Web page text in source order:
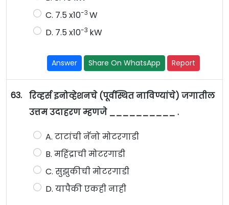
C. 7.5 x10-३ W
D. 7.5 x10-3 kW
Answer Share On WhatsApp Report
63.
रिव्हर्स इनोव्हेशनचे (पूर्वस्थित नाविण्यांचे) जगातील
उत्तम उदाहरण म्हणजे __________ .
A. टाटांची नॅनो मोटरगाडी
B. महिंद्राची मोटरगाडी
C. सुझुकीची मोटरगाडी
D. यापैकी एकही नाही